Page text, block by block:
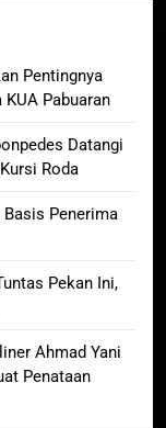
Pentingnya
Pabuaran
Datangi
Roda
Basis Penerima
Pekan Ini,
Ahmad Yani
Penataan